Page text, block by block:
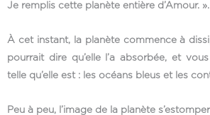
Je remplis cette planète entière d’Amour. ».
À cet instant, la planète commence à
pourrait dire qu’elle l’a absorbée, et
telle qu’elle est : les océans bleus et les
Peu à peu, l’image de la planète